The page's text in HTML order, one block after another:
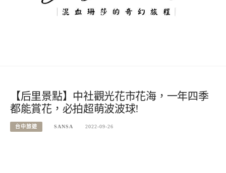
【后里景點】中社觀光花市花海，一年四季
都能賞花，必拍超萌波波球!
台中旅遊 SANSA 2022-09-26